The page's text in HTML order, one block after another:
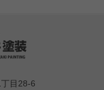
目28-6